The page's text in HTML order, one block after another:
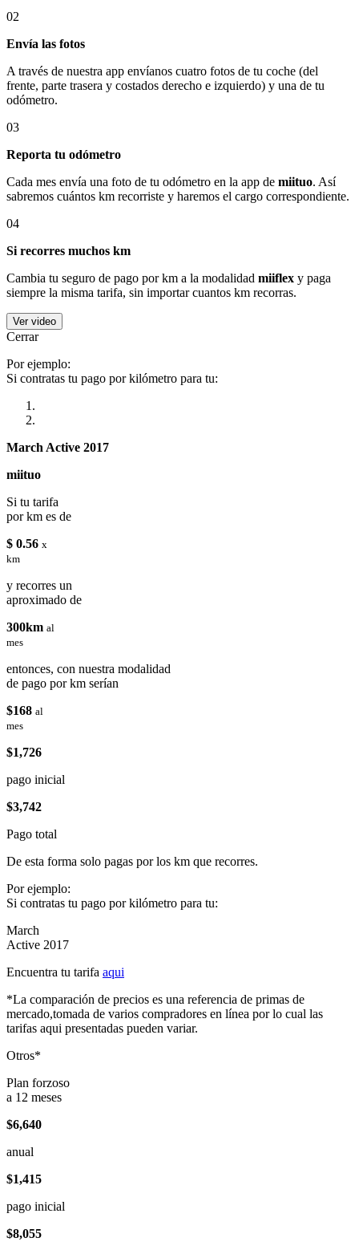
02
Envía las fotos
A través de nuestra app envíanos cuatro fotos de tu coche (del
frente, parte trasera y costados derecho e izquierdo) y una de tu
odómetro.
03
Reporta tu odómetro
Cada mes envía una foto de tu odómetro en la app de miituo. Así
sabremos cuántos km recorriste y haremos el cargo correspondiente.
04
Si recorres muchos km
Cambia tu seguro de pago por km a la modalidad miiflex y paga
siempre la misma tarifa, sin importar cuantos km recorras.
Ver video
Cerrar
Por ejemplo:
Si contratas tu pago por kilómetro para tu:
March Active 2017
miituo
Si tu tarifa
por km es de
$ 0.56 x
km
y recorres un
aproximado de
300km al
mes
entonces, con nuestra modalidad
de pago por km serían
$168 al
mes
$1,726
pago inicial
$3,742
Pago total
De esta forma solo pagas por los km que recorres.
Por ejemplo:
Si contratas tu pago por kilómetro para tu:
March
Active 2017
Encuentra tu tarifa aqui
*La comparación de precios es una referencia de primas de
mercado,tomada de varios compradores en línea por lo cual las
tarifas aqui presentadas pueden variar.
Otros*
Plan forzoso
a 12 meses
$6,640
anual
$1,415
pago inicial
$8,055